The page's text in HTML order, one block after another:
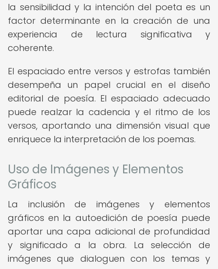
la sensibilidad y la intención del poeta es un
factor determinante en la creación de una
experiencia de lectura significativa y
coherente.
El espaciado entre versos y estrofas también
desempeña un papel crucial en el diseño
editorial de poesía. El espaciado adecuado
puede realzar la cadencia y el ritmo de los
versos, aportando una dimensión visual que
enriquece la interpretación de los poemas.
Uso de Imágenes y Elementos
Gráficos
La inclusión de imágenes y elementos
gráficos en la autoedición de poesía puede
aportar una capa adicional de profundidad
y significado a la obra. La selección de
imágenes que dialoguen con los temas y